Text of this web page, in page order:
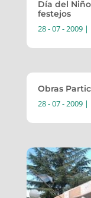
Día del
festejos
28 - 07 - 2009|
Obras
28 - 07 - 2009|